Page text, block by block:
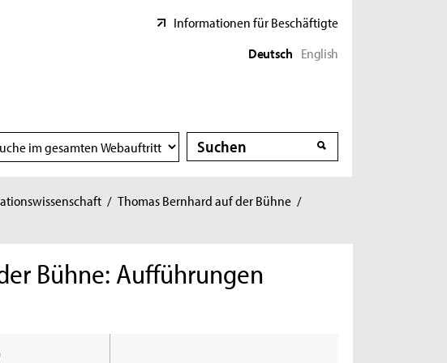
Informationen für Beschäftigte
Deutsch English
Suche
Suche
/ Thomas Bernhard auf der Bühne /
Bühne: Aufführungen